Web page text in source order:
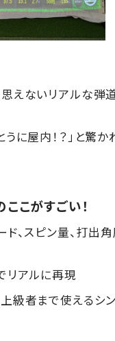
えないリアルな弾
うに屋内！？」と驚
こがすごい！
ド、スピン量、打出
リアルに再現
級者まで使えるシ